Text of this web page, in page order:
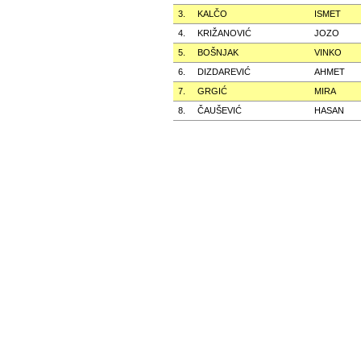
3.
KALČO
ISMET
4.
KRIŽANOVIĆ
JOZO
5.
BOŠNJAK
VINKO
6.
DIZDAREVIĆ
AHMET
7.
GRGIĆ
MIRA
8.
ČAUŠEVIĆ HASAN